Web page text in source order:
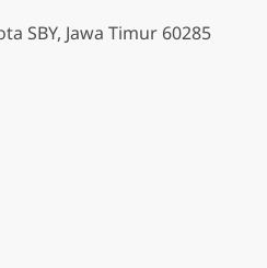
SBY, Jawa Timur 60285